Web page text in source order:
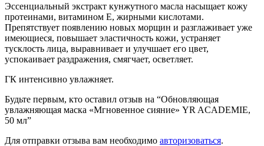
Эссенциальный экстракт кунжутного масла насыщает кожу
протеинами, витамином E, жирными кислотами.
Препятствует появлению новых морщин и разглаживает уже
имеющиеся, повышает эластичность кожи, устраняет
тусклость лица, выравнивает и улучшает его цвет,
успокаивает раздражения, смягчает, осветляет.
ГК интенсивно увлажняет.
Будьте первым, кто оставил отзыв на “Обновляющая
увлажняющая маска «Мгновенное сияние» YR ACADEMIE,
50 мл”
Для отправки отзыва вам необходимо авторизоваться.